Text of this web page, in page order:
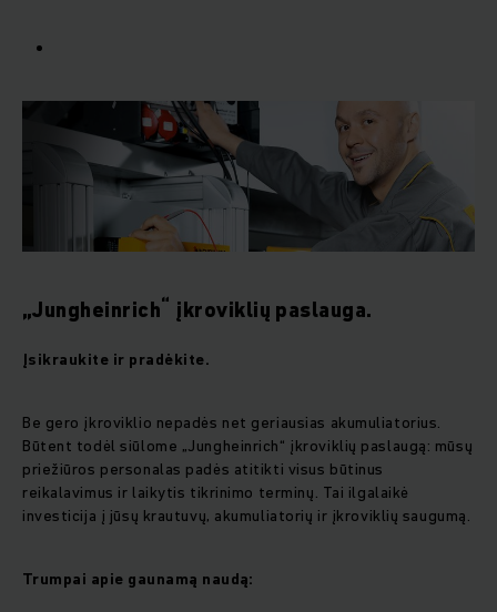
„Jungheinrich“ įkroviklių paslauga.
Įsikraukite ir pradėkite.
Be gero įkroviklio nepadės net geriausias akumuliatorius.
Būtent todėl siūlome „Jungheinrich“ įkroviklių paslaugą: mūsų
priežiūros personalas padės atitikti visus būtinus
reikalavimus ir laikytis tikrinimo terminų. Tai ilgalaikė
investicija į jūsų krautuvų, akumuliatorių ir įkroviklių saugumą.
Trumpai apie gaunamą naudą: